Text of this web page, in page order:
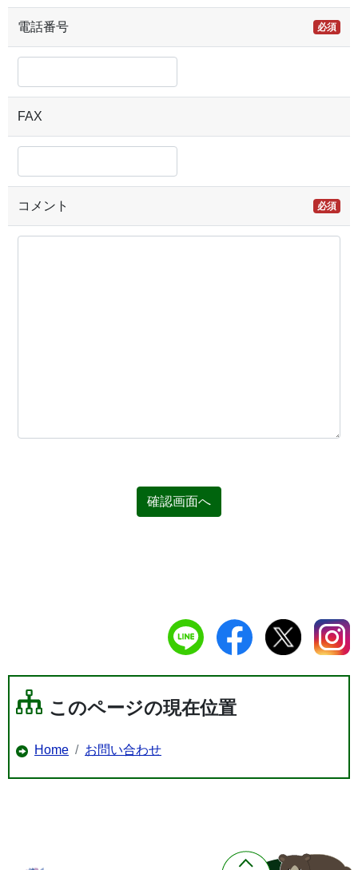
電話番号 必須
FAX
コメント 必須
確認画面へ
このページの現在位置
Home お問い合わせ